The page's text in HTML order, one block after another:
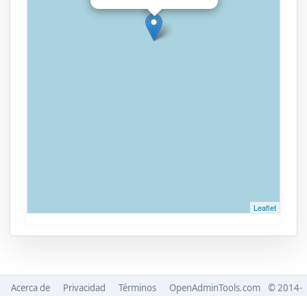
Leaflet
Acerca de Privacidad Términos OpenAdminTools.com © 2014-